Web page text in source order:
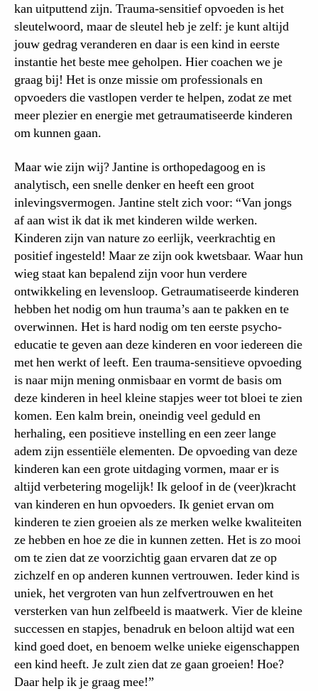
kan uitputtend zijn. Trauma-sensitief opvoeden is het
sleutelwoord, maar de sleutel heb je zelf: je kunt altijd
jouw gedrag veranderen en daar is een kind in eerste
instantie het beste mee geholpen. Hier coachen we je
graag bij! Het is onze missie om professionals en
opvoeders die vastlopen verder te helpen, zodat ze met
meer plezier en energie met getraumatiseerde kinderen
om kunnen gaan.
Maar wie zijn wij? Jantine is orthopedagoog en is
analytisch, een snelle denker en heeft een groot
inlevingsvermogen. Jantine stelt zich voor: “Van jongs
af aan wist ik dat ik met kinderen wilde werken.
Kinderen zijn van nature zo eerlijk, veerkrachtig en
positief ingesteld! Maar ze zijn ook kwetsbaar. Waar hun
wieg staat kan bepalend zijn voor hun verdere
ontwikkeling en levensloop. Getraumatiseerde kinderen
hebben het nodig om hun trauma’s aan te pakken en te
overwinnen. Het is hard nodig om ten eerste psycho-
educatie te geven aan deze kinderen en voor iedereen die
met hen werkt of leeft. Een trauma-sensitieve opvoeding
is naar mijn mening onmisbaar en vormt de basis om
deze kinderen in heel kleine stapjes weer tot bloei te zien
komen. Een kalm brein, oneindig veel geduld en
herhaling, een positieve instelling en een zeer lange
adem zijn essentiële elementen. De opvoeding van deze
kinderen kan een grote uitdaging vormen, maar er is
altijd verbetering mogelijk! Ik geloof in de (veer)kracht
van kinderen en hun opvoeders. Ik geniet ervan om
kinderen te zien groeien als ze merken welke kwaliteiten
ze hebben en hoe ze die in kunnen zetten. Het is zo mooi
om te zien dat ze voorzichtig gaan ervaren dat ze op
zichzelf en op anderen kunnen vertrouwen. Ieder kind is
uniek, het vergroten van hun zelfvertrouwen en het
versterken van hun zelfbeeld is maatwerk. Vier de kleine
successen en stapjes, benadruk en beloon altijd wat een
kind goed doet, en benoem welke unieke eigenschappen
een kind heeft. Je zult zien dat ze gaan groeien! Hoe?
Daar help ik je graag mee!”